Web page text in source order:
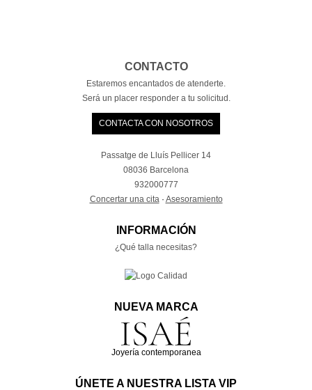
CONTACTO
Estaremos encantados de atenderte.
Será un placer responder a tu solicitud.
CONTACTA CON NOSOTROS
Passatge de Lluís Pellicer 14
08036 Barcelona
932000777
Concertar una cita · Asesoramiento
INFORMACIÓN
¿Qué talla necesitas?
NUEVA MARCA
Joyería contemporanea
ÚNETE A NUESTRA LISTA VIP